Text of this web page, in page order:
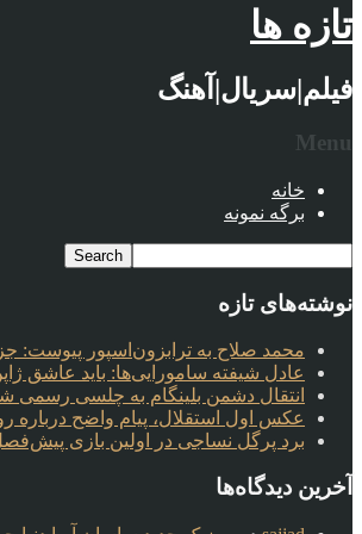
تازه ها
فیلم|سریال|آهنگ
Menu
خانه
برگه نمونه
نوشته‌های تازه
محمد صلاح به ترابزون‌اسپور پیوست:
عادل شیفته سامورایی‌ها: باید عاشق
انتقال دشمن بلینگام به چلسی رسمی
عکس اول استقلال، پیام واضح درباره
برد پرگل نساجی در اولین بازی
آخرین دیدگاه‌ها